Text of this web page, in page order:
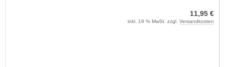
11,95 €
inkl. 19 % MwSt. zzgl. Versandkosten